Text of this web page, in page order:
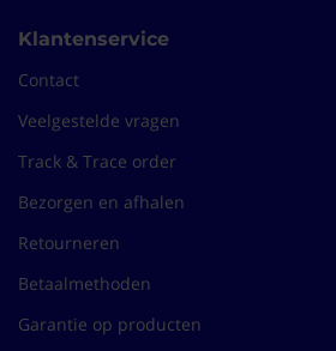
Klantenservice
Contact
Veelgestelde vragen
Track & Trace order
Bezorgen en afhalen
Retourneren
Betaalmethoden
Garantie op producten